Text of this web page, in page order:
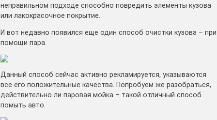
неправильном подходе способно повредить элементы кузова
или лакокрасочное покрытие.
И вот недавно появился еще один способ очистки кузова – при
помощи пара.
Данный способ сейчас активно рекламируется, указываются
все его положительные качества. Попробуем же разобраться,
действительно ли паровая мойка – такой отличный способ
помыть авто.